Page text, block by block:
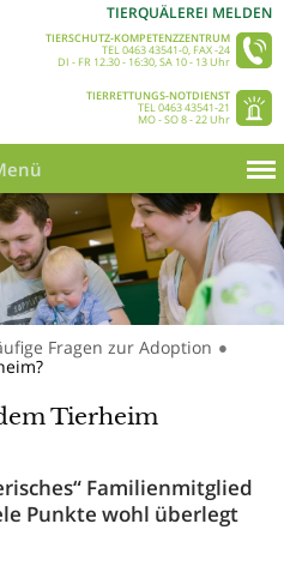
TIERQUÄLEREI MELDEN
TIERSCHUTZ-KOMPETENZZENTRUM
TEL 0463 43541-0, FAX -24
DI - FR 12.30 - 16:30, SA 10 - 13 Uhr
TIERRETTUNGS-NOTDIENST
TEL 0463 43541-21
MO - SO 8 - 22 Uhr
Unsere Tiere_Slider 350 © Tine Steinthaler
Fragen zur Adoption ●
Tierheim
Familienmitglied
Punkte wohl überlegt